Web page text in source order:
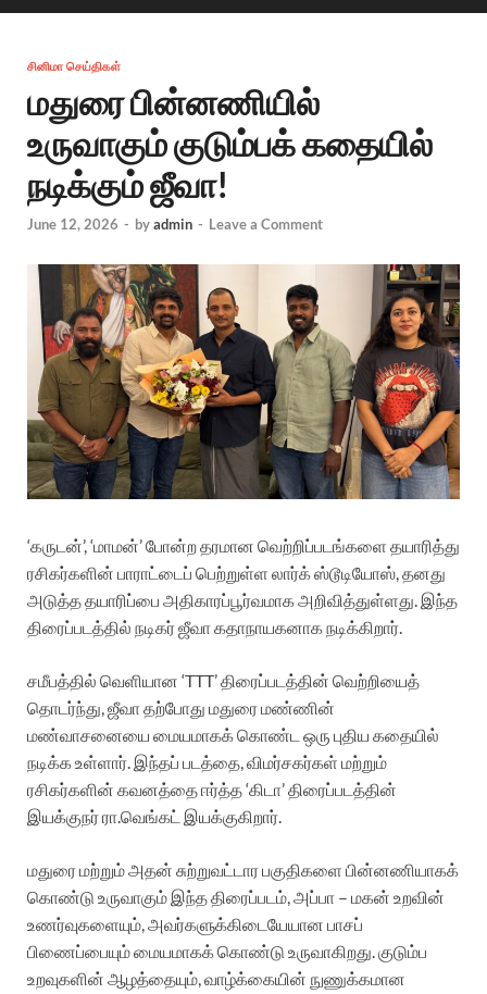
சினிமா செய்திகள்
மதுரை பின்னணியில்
உருவாகும் குடும்பக் கதையில்
நடிக்கும் ஜீவா!
June 12, 2026 - byadmin - Leave a Comment
‘கருடன்’, ‘மாமன்’ போன்ற தரமான வெற்றிப்படங்களை தயாரித்து
ரசிகர்களின் பாராட்டைப் பெற்றுள்ள லார்க் ஸ்டூடியோஸ், தனது
அடுத்த தயாரிப்பை அதிகாரப்பூர்வமாக அறிவித்துள்ளது. இந்த
திரைப்படத்தில் நடிகர் ஜீவா கதாநாயகனாக நடிக்கிறார்.
சமீபத்தில் வெளியான ‘TTT’ திரைப்படத்தின் வெற்றியைத்
தொடர்ந்து, ஜீவா தற்போது மதுரை மண்ணின்
மண்வாசனையை மையமாகக் கொண்ட ஒரு புதிய கதையில்
நடிக்க உள்ளார். இந்தப் படத்தை, விமர்சகர்கள் மற்றும்
ரசிகர்களின் கவனத்தை ஈர்த்த ‘கிடா’ திரைப்படத்தின்
இயக்குநர் ரா.வெங்கட் இயக்குகிறார்.
மதுரை மற்றும் அதன் சுற்றுவட்டார பகுதிகளை பின்னணியாகக்
கொண்டு உருவாகும் இந்த திரைப்படம், அப்பா – மகன் உறவின்
உணர்வுகளையும், அவர்களுக்கிடையேயான பாசப்
பிணைப்பையும் மையமாகக் கொண்டு உருவாகிறது. குடும்ப
உறவுகளின் ஆழத்தையும், வாழ்க்கையின் நுணுக்கமான